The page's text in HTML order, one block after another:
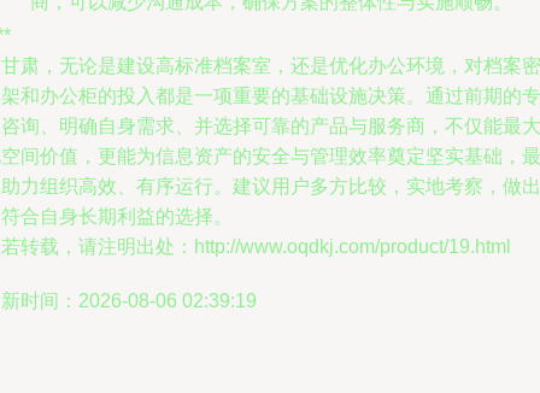
肃，无论是建设高标准档案室，还是优化办公环境，对档案密
和办公柜的投入都是一项重要的基础设施决策。通过前期的专
询、明确自身需求、并选择可靠的产品与服务商，不仅能最大
间价值，更能为信息资产的安全与管理效率奠定坚实基础，最
力组织高效、有序运行。建议用户多方比较，实地考察，做出
合自身长期利益的选择。
转载，请注明出处：http://www.oqdkj.com/product/19.html
时间：2026-08-06 02:39:19